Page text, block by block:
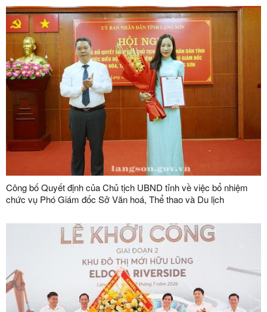
Công bố Quyết định của Chủ tịch UBND tỉnh về việc bổ nhiệm
chức vụ Phó Giám đốc Sở Văn hoá, Thể thao và Du lịch